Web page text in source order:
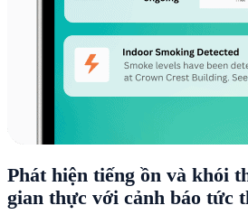
Phát hiện tiếng ồn và khói
gian thực với cảnh báo tức